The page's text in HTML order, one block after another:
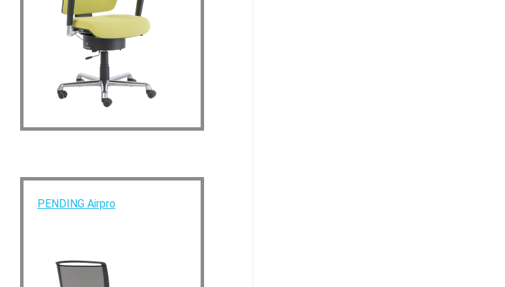
PENDING Airpro